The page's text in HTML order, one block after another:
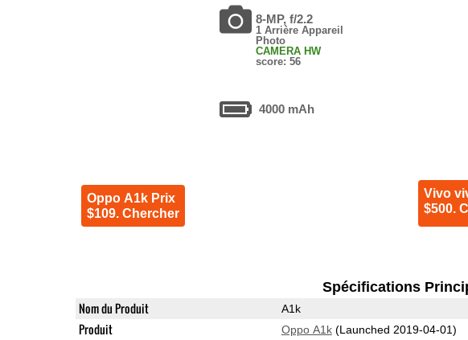
8-MP, f/2.2
1 Arrière Appareil
Photo
CAMERA HW
score: 56
4000 mAh
Oppo A1k Prix
$109. Chercher
Vivo
$500.
Spécifications
Nom du Produit A1k
Produit Oppo A1k(Launched 2019-04-01)